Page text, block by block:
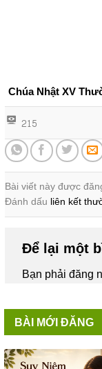
Chúa Nhật XV
215
Bài viết này được
Đánh dấu liên kết
Để lại một
Bạn phảiđăng
BÀI MỚI ĐĂNG